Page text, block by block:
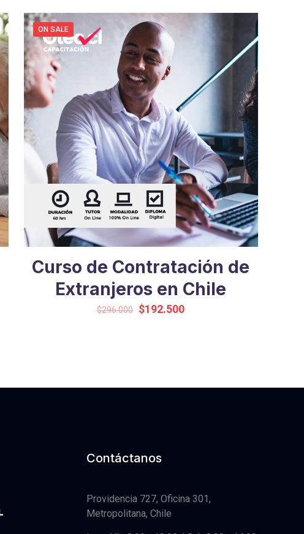
ON SALE
Curso de Contratación de
Extranjeros en Chile
$296.000 Original
$192.500Current
Contáctanos
Providencia 727, Oficina 301,
Metropolitana, Chile